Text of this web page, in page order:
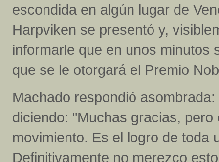
escondida en algún lugar de
Harpviken se presentó y,
informarle que en unos minutos
que se le otorgará el Premio
Machado respondió
diciendo: "Muchas gracias,
movimiento. Es el logro de toda
Definitivamente no merezco